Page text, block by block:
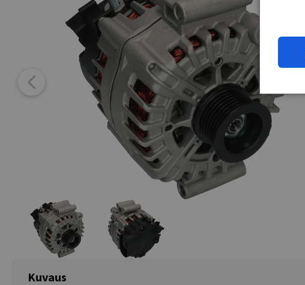
Kuvaus